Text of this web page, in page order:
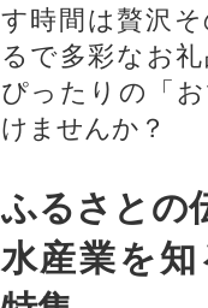
す時間は贅沢
るで多彩なお
ぴったりの「
けませんか？
ふるさとの
水産業を